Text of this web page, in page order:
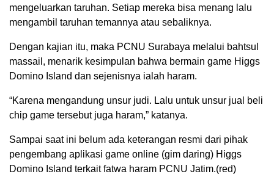
mengeluarkan taruhan. Setiap mereka bisa menang lalu
mengambil taruhan temannya atau sebaliknya.
Dengan kajian itu, maka PCNU Surabaya melalui bahtsul
massail, menarik kesimpulan bahwa bermain game Higgs
Domino Island dan sejenisnya ialah haram.
“Karena mengandung unsur judi. Lalu untuk unsur jual beli
chip game tersebut juga haram,” katanya.
Sampai saat ini belum ada keterangan resmi dari pihak
pengembang aplikasi game online (gim daring) Higgs
Domino Island terkait fatwa haram PCNU Jatim.(red)